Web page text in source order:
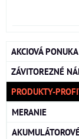
AKCIOVÁ PONUKA
ZÁVITOREZNÉ
PRODUKTY-
MERANIE